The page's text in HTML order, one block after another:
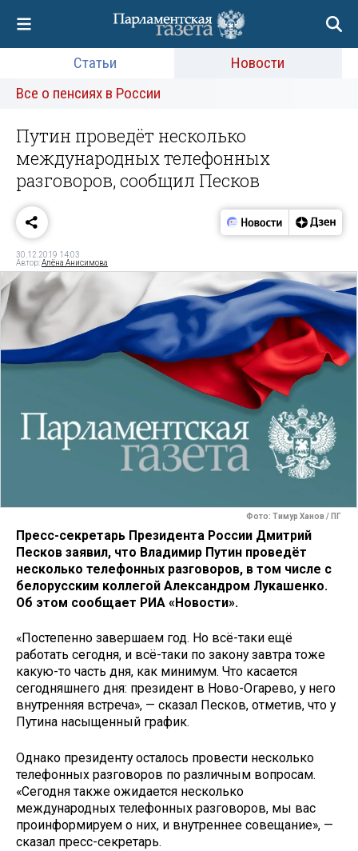
Статьи
Новости
Все о пенсиях в России
Путин проведёт несколько
международных телефонных
разговоров, сообщил Песков
30.12.2019 14:03
Автор:Алёна Анисимова
Фото: Тимур Ханов / ПГ
Пресс-секретарь Президента России Дмитрий
Песков заявил, что Владимир Путин проведёт
несколько телефонных разговоров, в том числе с
белорусским коллегой Александром Лукашенко.
Об этом сообщает РИА «Новости».
«Постепенно завершаем год. Но всё-таки ещё
работать сегодня, и всё-таки по закону завтра тоже
какую-то часть дня, как минимум. Что касается
сегодняшнего дня: президент в Ново-Огарево, у него
внутренняя встреча», — сказал Песков, отметив, что у
Путина насыщенный график.
Однако президенту осталось провести несколько
телефонных разговоров по различным вопросам.
«Сегодня также ожидается несколько
международных телефонных разговоров, мы вас
проинформируем о них, и внутреннее совещание», —
сказал пресс-секретарь.